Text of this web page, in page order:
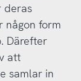
deras
någon form
Därefter
att
samlar in